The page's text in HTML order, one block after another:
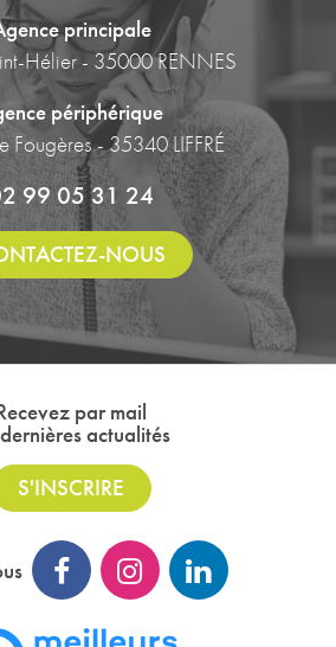
principale
Hélier - 35000 RENNES
périphérique
Fougères - 35340 LIFFRÉ
99 05 31 24
NOUS
par mail
actualités
S'INSCRIRE